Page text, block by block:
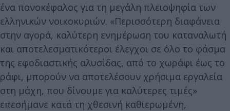
ένα πονοκέφαλος για τη μεγάλη πλειοψηφία των
ελληνικών νοικοκυριών. «Περισσότερη διαφάνεια
στην αγορά, καλύτερη ενημέρωση του καταναλωτή
και αποτελεσματικότεροι έλεγχοι σε όλο το φάσμα
της εφοδιαστικής αλυσίδας, από το χωράφι έως το
ράφι, μπορούν να αποτελέσουν χρήσιμα εργαλεία
στη μάχη, που δίνουμε για καλύτερες τιμές»
επεσήμανε κατά τη χθεσινή καθιερωμένη,